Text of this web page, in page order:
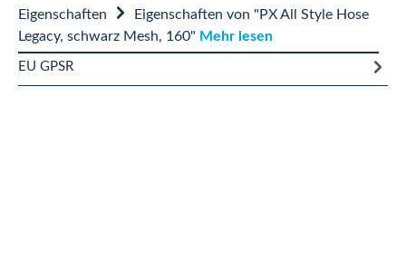
Eigenschaften
Eigenschaften von "PX All Style Hose
Legacy, schwarz Mesh, 160" Mehr lesen
EU GPSR